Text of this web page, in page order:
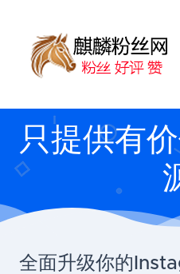
只提供有
全面升级你的